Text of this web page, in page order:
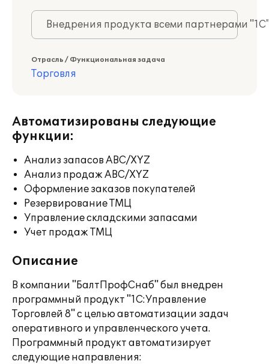
Внедрения продукта всеми партнерами
Отрасль / Функциональная задача
Торговля
Автоматизированы следующие
функции:
Анализ запасов ABC/XYZ
Анализ продаж ABC/XYZ
Оформление заказов покупателей
Резервирование ТМЦ
Управление складскими запасами
Учет продаж ТМЦ
Описание
В компании "БалтПрофСнаб" был внедрен
программный продукт "1С:Управление
Торговлей 8" с целью автоматизации задач
оперативного и управленческого учета.
Программный продукт автоматизирует
следующие направления: